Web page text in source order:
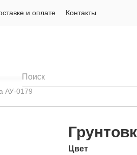
и оплате Контакты
АУ-0179
Цвет